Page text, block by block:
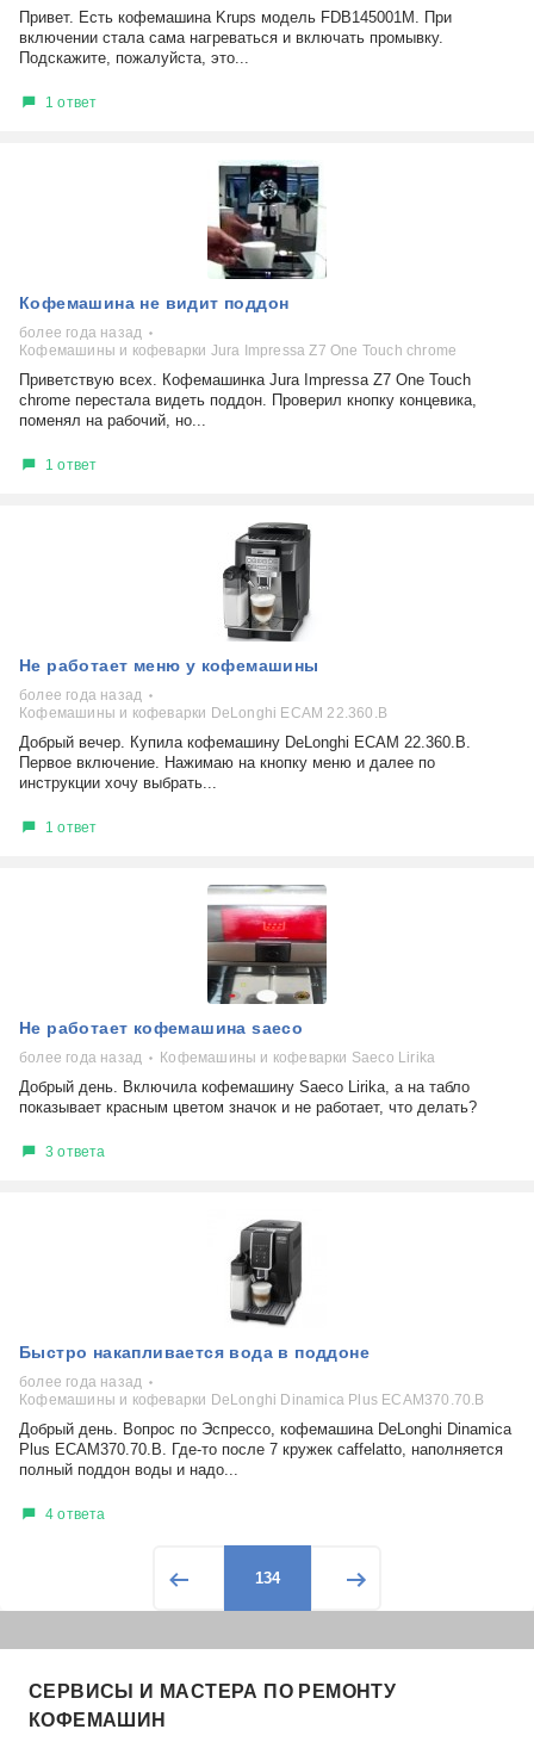
Привет. Есть кофемашина Krups модель FDB145001M. При
включении стала сама нагреваться и включать промывку.
Подскажите, пожалуйста, это...
1 ответ
Кофемашина не видит поддон
более года назад
Кофемашины и кофеварки Jura Impressa Z7 One Touch chrome
Приветствую всех. Кофемашинка Jura Impressa Z7 One Touch
chrome перестала видеть поддон. Проверил кнопку концевика,
поменял на рабочий, но...
1 ответ
Не работает меню у кофемашины
более года назад
Кофемашины и кофеварки DeLonghi ECAM 22.360.B
Добрый вечер. Купила кофемашину DeLonghi ECAM 22.360.B.
Первое включение. Нажимаю на кнопку меню и далее по
инструкции хочу выбрать...
1 ответ
Не работает кофемашина saeco
более года назад Кофемашины и кофеварки Saeco Lirika
Добрый день. Включила кофемашину Saeco Lirika, а на табло
показывает красным цветом значок и не работает, что делать?
3 ответа
Быстро накапливается вода в поддоне
более года назад
Кофемашины и кофеварки DeLonghi Dinamica Plus ECAM370.70.B
Добрый день. Вопрос по Эспрессо, кофемашина DeLonghi Dinamica
Plus ECAM370.70.B. Где-то после 7 кружек caffelatto, наполняется
полный поддон воды и надо...
4 ответа
134
СЕРВИСЫ И МАСТЕРА ПО РЕМОНТУ
КОФЕМАШИН